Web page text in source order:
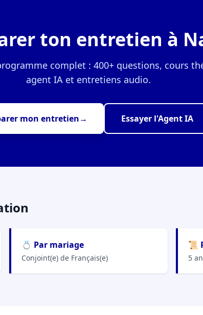
ton entretien à
complet : 400+ questions, cours
agent IA et entretiens audio.
mon entretien→ Essayer l'Agent IA
💍 Par mariage
Conjoint(e) de Français(e)
📜
5